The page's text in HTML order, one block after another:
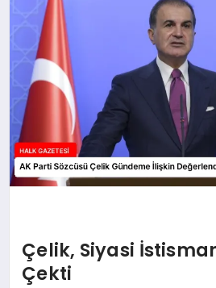
Çelik, Siyasi
Çekti